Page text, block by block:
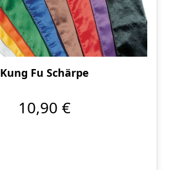
Kung Fu Schärpe
10,90 €